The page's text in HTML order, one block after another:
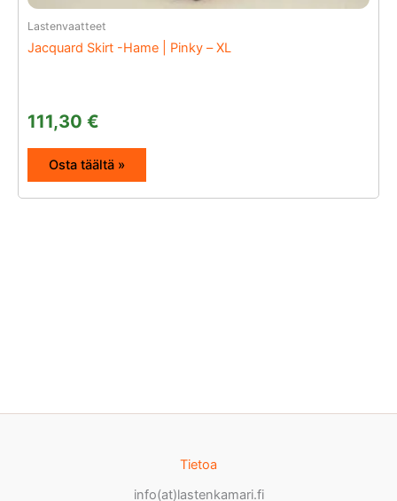
Lastenvaatteet
Jacquard Skirt -Hame | Pinky – XL
111,30 €
Osta täältä »
Tietoa
info(at)lastenkamari.fi